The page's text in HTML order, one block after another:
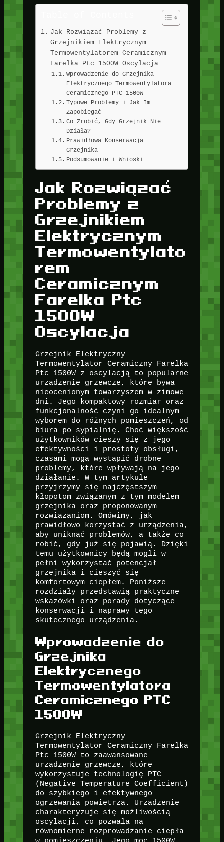
Jak Rozwiązać Problemy z
Grzejnikiem Elektrycznym
Termowentylatorem Ceramicznym
Farelka Ptc 1500W Oscylacja
Wprowadzenie do Grzejnika
Elektrycznego Termowentylatora
Ceramicznego PTC 1500W
Typowe Problemy i Jak Im
Zapobiegać
Co Zrobić, Gdy Grzejnik Nie
Działa?
Prawidłowa Konserwacja
Grzejnika
Podsumowanie i Wnioski
Jak Rozwiązać
Problemy z
Grzejnikiem
Elektrycznym
Termowentylato
rem
Ceramicznym
Farelka Ptc
1500W
Oscylacja
Grzejnik Elektryczny
Termowentylator Ceramiczny Farelka
Ptc 1500W z oscylacją to popularne
urządzenie grzewcze, które bywa
nieocenionym towarzyszem w zimowe
dni. Jego kompaktowy rozmiar oraz
funkcjonalność czyni go idealnym
wyborem do różnych pomieszczeń, od
biura po sypialnię. Choć większość
użytkowników cieszy się z jego
efektywności i prostoty obsługi,
czasami mogą wystąpić drobne
problemy, które wpływają na jego
działanie. W tym artykule
przyjrzymy się najczęstszym
kłopotom związanym z tym modelem
grzejnika oraz proponowanym
rozwiązaniom. Omówimy, jak
prawidłowo korzystać z urządzenia,
aby uniknąć problemów, a także co
robić, gdy już się pojawią. Dzięki
temu użytkownicy będą mogli w
pełni wykorzystać potencjał
grzejnika i cieszyć się
komfortowym ciepłem. Poniższe
rozdziały przedstawią praktyczne
wskazówki oraz porady dotyczące
konserwacji i naprawy tego
skutecznego urządzenia.
Wprowadzenie do
Grzejnika
Elektrycznego
Termowentylatora
Ceramicznego PTC
1500W
Grzejnik Elektryczny
Termowentylator Ceramiczny Farelka
Ptc 1500W to zaawansowane
urządzenie grzewcze, które
wykorzystuje technologię PTC
(Negative Temperature Coefficient)
do szybkiego i efektywnego
ogrzewania powietrza. Urządzenie
charakteryzuje się możliwością
oscylacji, co pozwala na
równomierne rozprowadzanie ciepła